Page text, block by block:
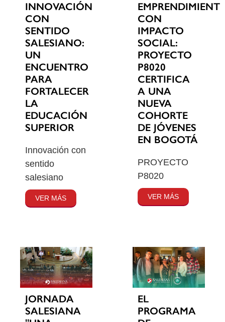
INNOVACIÓN
CON
SENTIDO
SALESIANO:
UN
ENCUENTRO
PARA
FORTALECER
LA
EDUCACIÓN
SUPERIOR
Innovación con
sentido
salesiano
VER MÁS
CON
IMPACTO
SOCIAL:
PROYECTO
P8020
CERTIFICA
A UNA
NUEVA
COHORTE
DE JÓVENES
EN BOGOTÁ
PROYECTO
P8020
VER MÁS
JORNADA
SALESIANA
EL
PROGRAMA